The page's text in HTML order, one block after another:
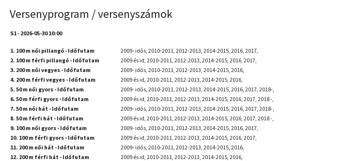
Versenyprogram / versenyszámok
S1 - 2026-05-30 10:00
1. 100 m női pillangó - Időfutam
2009- idős, 2010-2011, 2012-2013, 2014-2015, 2016, 2017,
2. 100 m férfi pillangó - Időfutam
2009 és id, 2010-2011, 2012-2013, 2014-2015, 2016, 2017,
3. 200 m női vegyes - Időfutam
2009- idős, 2010-2011, 2012-2013, 2014-2015, 2016,
4. 200 m férfi vegyes - Időfutam
2009 és id, 2010-2011, 2012-2013, 2014-2015, 2016,
5. 50 m női gyors - Időfutam
2009- idős, 2010-2011, 2012-2013, 2014-2015, 2016, 2017, 2018-,
6. 50 m férfi gyors - Időfutam
2009 és id, 2010-2011, 2012-2013, 2014-2015, 2016, 2017, 2018 -,
7. 50 m női hát - Időfutam
2009- idős, 2010-2011, 2012-2013, 2014-2015, 2016, 2017, 2018-,
8. 50 m férfi hát - Időfutam
2009 és id, 2010-2011, 2012-2013, 2014-2015, 2016, 2017, 2018 -,
9. 100 m női gyors - Időfutam
2009- idős, 2010-2011, 2012-2013, 2014-2015, 2016, 2017,
10. 100 m férfi gyors - Időfutam
2009 és id, 2010-2011, 2012-2013, 2014-2015, 2016, 2017,
11. 200 m női hát - Időfutam
2009- idős, 2010-2011, 2012-2013, 2014-2015, 2016,
12. 200 m férfi hát - Időfutam
2009 és id, 2010-2011, 2012-2013, 2014-2015, 2016,